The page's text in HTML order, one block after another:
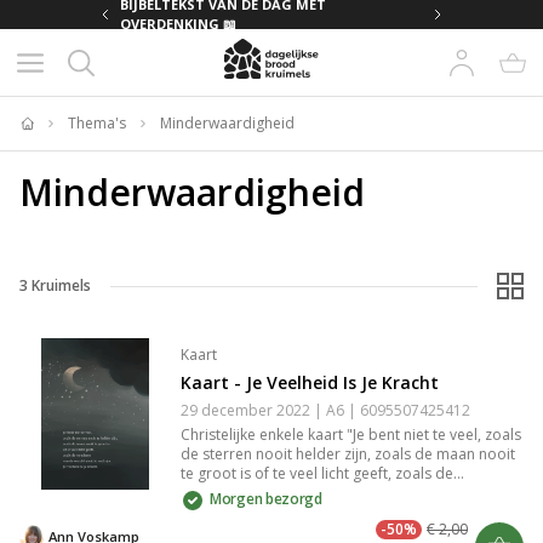
BIJBELTEKST VAN DE DAG MET
OVERDENKING 📖
Home
Thema's Minderwaardigheid
Minderwaardigheid
3 Kruimels
Kaart
Kaart - Je Veelheid Is Je Kracht
29 december 2022 | A6 | 6095507425412
Christelijke enkele kaart "Je bent niet te veel, zoals
de sterren nooit helder zijn, zoals de maan nooit
te groot is of te veel licht geeft, zoals de
wonderen van de wereld nooit te veel zijn. Je
veelheid is je kracht." gedrukt op duurzaam en
stevig 300 grams papier met een matte look. Op
Morgen bezorgd
Ann Voskamp € 2,00
-50%